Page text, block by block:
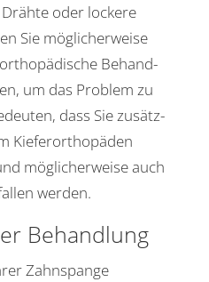
oder lockere
Sie mögli­cher­weise
Behand­
um das Problem zu
dass Sie zusätz­
Kiefer­or­tho­päden
mögli­cher­weise auch
werden.
Behandlung
Zahn­spange